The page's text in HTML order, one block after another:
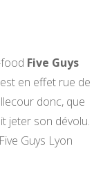
Five Guys
en effet rue de
donc, que
jeter son dévolu.
Guys Lyon